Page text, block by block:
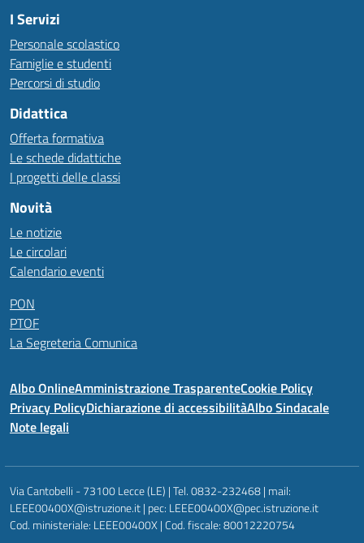
I Servizi
Personale scolastico
Famiglie e studenti
Percorsi di studio
Didattica
Offerta formativa
Le schede didattiche
I progetti delle classi
Novità
Le notizie
Le circolari
Calendario eventi
PON
PTOF
La Segreteria Comunica
Albo OnlineAmministrazione TrasparenteCookie Policy
Privacy PolicyDichiarazione di accessibilitàAlbo Sindacale
Note legali
Via Cantobelli - 73100 Lecce (LE) | Tel. 0832-232468 | mail:
LEEE00400X@istruzione.it | pec: LEEE00400X@pec.istruzione.it
Cod. ministeriale: LEEE00400X | Cod. fiscale: 80012220754